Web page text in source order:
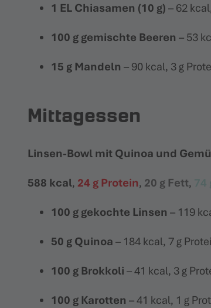
1 EL Chiasamen (10 g) – 62
100 g gemischte Beeren – 53
15 g Mandeln – 90 kcal, 3 g
Mittagessen
Linsen-Bowl mit Quinoa und
588 kcal, 24 g Protein, 20 g Fett, 74
100 g gekochte Linsen – 119
50 g Quinoa – 184 kcal, 7 g
100 g Brokkoli – 41 kcal, 3 g
100 g Karotten – 41 kcal, 1 g